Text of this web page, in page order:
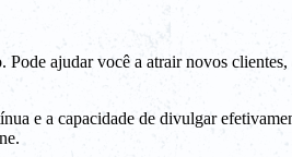
ajudar você a atrair novos
e a capacidade de divulgar